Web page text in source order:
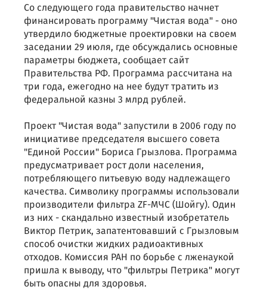
Со следующего года правительство начнет
финансировать программу "Чистая вода" - оно
утвердило бюджетные проектировки на своем
заседании 29 июля, где обсуждались основные
параметры бюджета, сообщает сайт
Правительства РФ. Программа рассчитана на
три года, ежегодно на нее будут тратить из
федеральной казны 3 млрд рублей.
Проект "Чистая вода" запустили в 2006 году по
инициативе председателя высшего совета
"Единой России" Бориса Грызлова. Программа
предусматривает рост доли населения,
потребляющего питьевую воду надлежащего
качества. Символику программы использовали
производители фильтра ZF-МЧС (Шойгу). Один
из них - скандально известный изобретатель
Виктор Петрик, запатентовавший с Грызловым
способ очистки жидких радиоактивных
отходов. Комиссия РАН по борьбе с лженаукой
пришла к выводу, что "фильтры Петрика" могут
быть опасны для здоровья.